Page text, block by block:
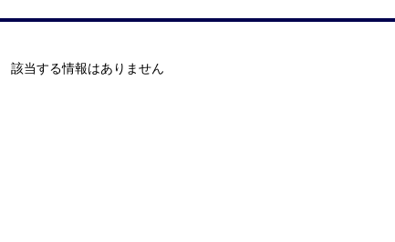
該当する情報はありません